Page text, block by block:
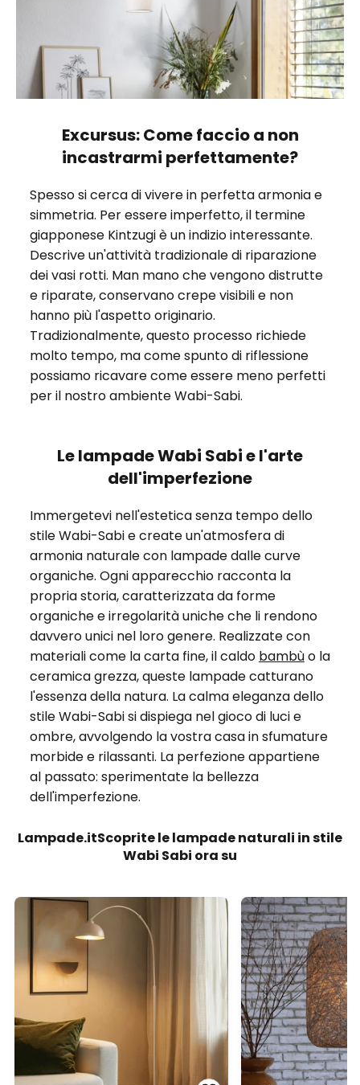
Excursus: Come faccio a non
incastrarmi perfettamente?
Spesso si cerca di vivere in perfetta armonia e
simmetria. Per essere imperfetto, il termine
giapponese Kintzugi è un indizio interessante.
Descrive un'attività tradizionale di riparazione
dei vasi rotti. Man mano che vengono distrutte
e riparate, conservano crepe visibili e non
hanno più l'aspetto originario.
Tradizionalmente, questo processo richiede
molto tempo, ma come spunto di riflessione
possiamo ricavare come essere meno perfetti
per il nostro ambiente Wabi-Sabi.
Le lampade Wabi Sabi e l'arte
dell'imperfezione
Immergetevi nell'estetica senza tempo dello
stile Wabi-Sabi e create un'atmosfera di
armonia naturale con lampade dalle curve
organiche. Ogni apparecchio racconta la
propria storia, caratterizzata da forme
organiche e irregolarità uniche che li rendono
davvero unici nel loro genere. Realizzate con
materiali come la carta fine, il caldo bambùo la
ceramica grezza, queste lampade catturano
l'essenza della natura. La calma eleganza dello
stile Wabi-Sabi si dispiega nel gioco di luci e
ombre, avvolgendo la vostra casa in sfumature
morbide e rilassanti. La perfezione appartiene
al passato: sperimentate la bellezza
dell'imperfezione.
Lampade.itScoprite le lampade naturali in stile
Wabi Sabi ora su